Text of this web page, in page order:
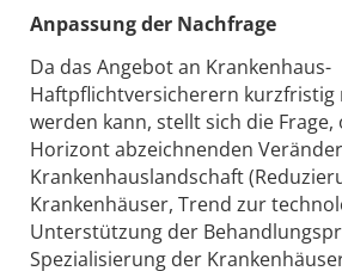
Anpassung der Nachfrage
Da das Angebot an Krankenhaus-
Haftpflichtversicherern kurzfristig
werden kann, stellt sich die Frage,
Horizont abzeichnenden
Krankenhauslandschaft
Krankenhäuser, Trend zur
Unterstützung der
Spezialisierung der